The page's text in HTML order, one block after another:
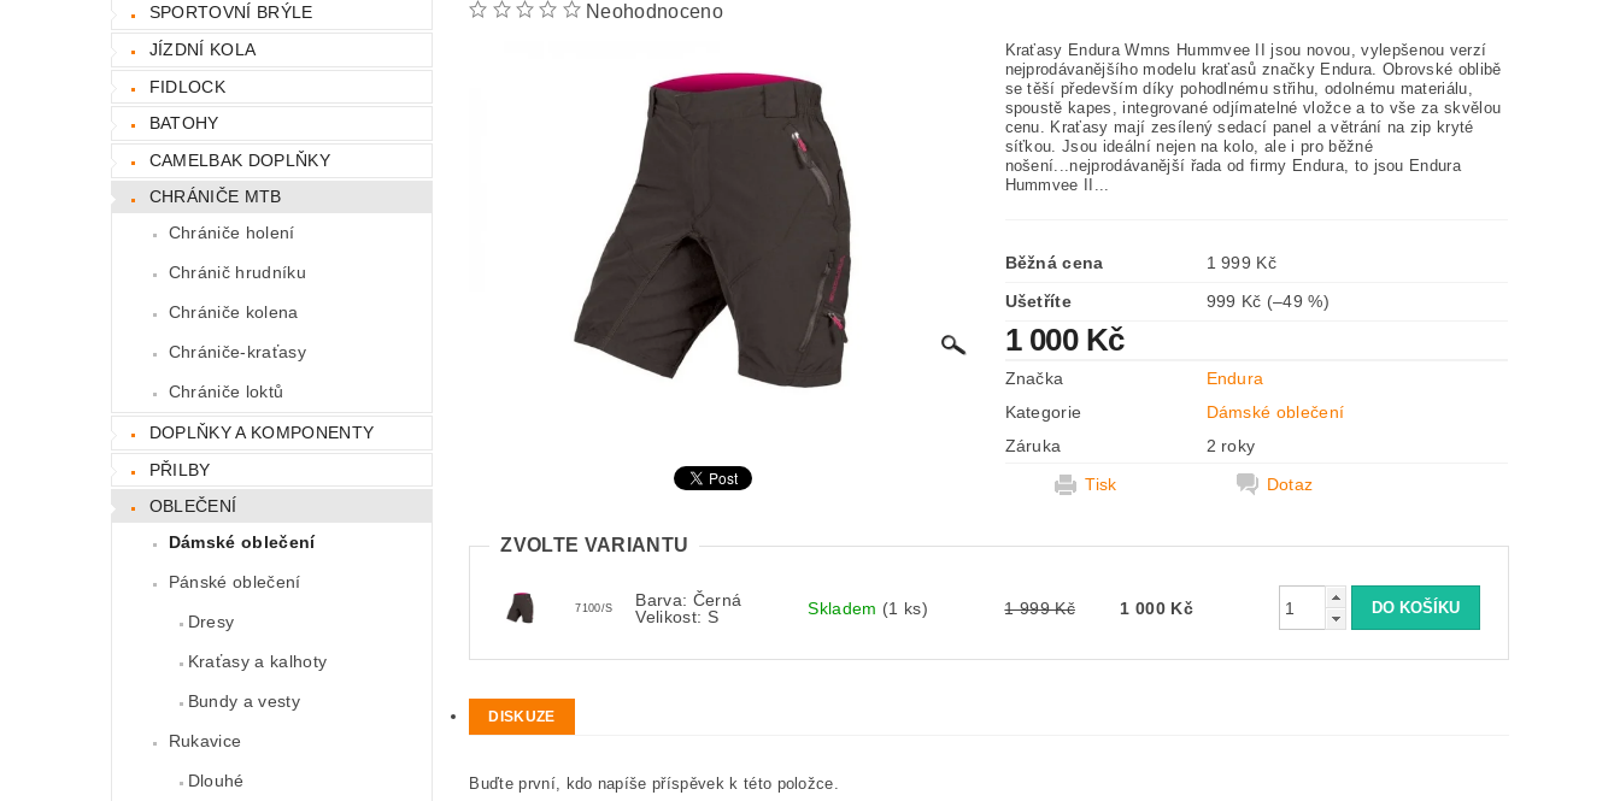
SPORTOVNÍ BRÝLE
JÍZDNÍ KOLA
FIDLOCK
BATOHY
CAMELBAK DOPLŇKY
CHRÁNIČE MTB
Chrániče holení
Chránič hrudníku
Chrániče kolena
Chrániče-kraťasy
Chrániče loktů
DOPLŇKY A KOMPONENTY
PŘILBY
OBLEČENÍ
Dámské oblečení
Pánské oblečení
Dresy
Kraťasy a kalhoty
Bundy a vesty
Rukavice
Dlouhé
Neohodnoceno
Kraťasy Endura Wmns Hummvee II jsou novou, vylepšenou verzí
nejprodávanějšího modelu kraťasů značky Endura. Obrovské oblibě
se těší především díky pohodlnému střihu, odolnému materiálu,
spoustě kapes, integrované odjímatelné vložce a to vše za skvělou
cenu. Kraťasy mají zesílený sedací panel a větrání na zip kryté
síťkou. Jsou ideální nejen na kolo, ale i pro běžné
nošení...nejprodávanější řada od firmy Endura, to jsou Endura
Hummvee II...
Běžná cena
1 999 Kč
Ušetříte
999 Kč (–49 %)
1 000 Kč
Značka
Endura
Kategorie
Dámské oblečení
Záruka
2 roky
Tisk
Dotaz
ZVOLTE VARIANTU
7100/S
Barva: Černá
Velikost: S
Skladem (1 ks) 1 999 Kč 1 000 Kč
DISKUZE
Buďte první, kdo napíše příspěvek k této položce.